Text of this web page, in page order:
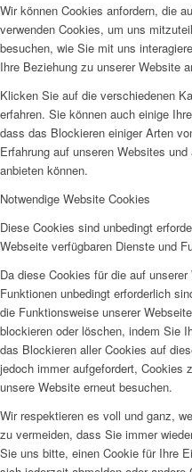
Wir können Cookies anfordern, die
verwenden Cookies, um uns
besuchen, wie Sie mit uns
Ihre Beziehung zu unserer Website
Klicken Sie auf die verschiedenen
erfahren. Sie können auch einige
dass das Blockieren einiger Arten
Erfahrung auf unseren Websites
anbieten können.
Notwendige Website Cookies
Diese Cookies sind unbedingt
Webseite verfügbaren Dienste und
Da diese Cookies für die auf
Funktionen unbedingt erforderlich
die Funktionsweise unserer
blockieren oder löschen, indem Sie
das Blockieren aller Cookies auf
jedoch immer aufgefordert, Cookies
unsere Website erneut besuchen.
Wir respektieren es voll und ganz,
zu vermeiden, dass Sie immer
Sie uns bitte, einen Cookie für Ihre